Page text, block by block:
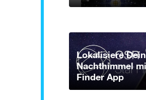
Lokalisiere
Nachthimmel
Finder App